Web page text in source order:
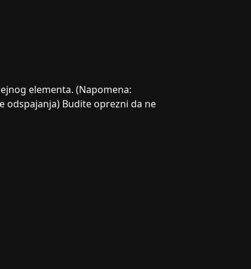
elementa. (Napomena:
odspajanja) Budite oprezni da ne